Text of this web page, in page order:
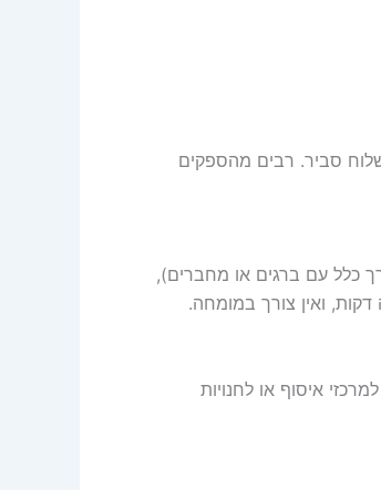
סביר. רבים מהספקים
כלל עם ברגים או מחברים),
ואין צורך במומחה.
איסוף או לחנויות